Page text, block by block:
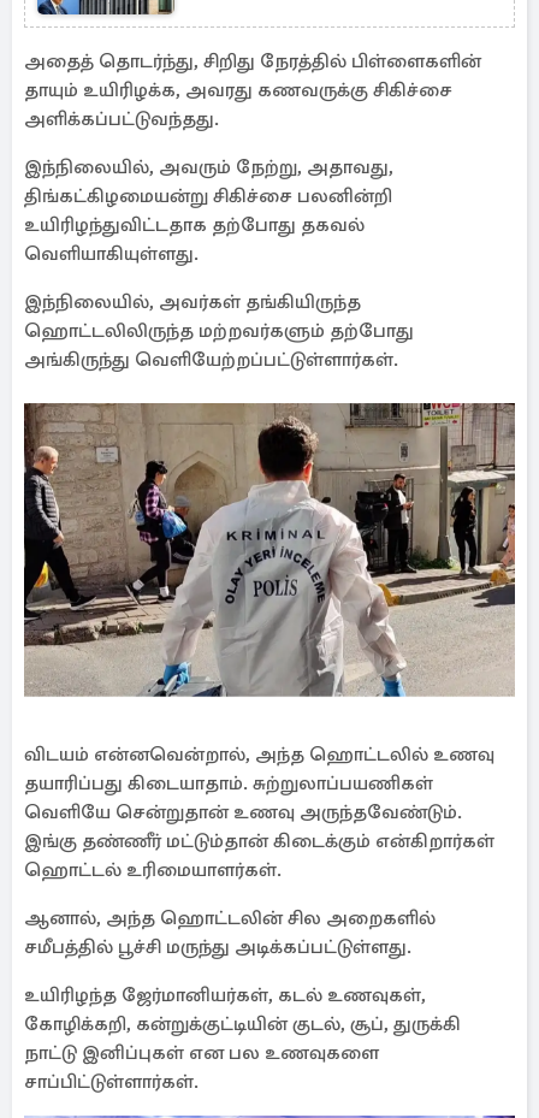
அதைத் தொடர்ந்து, சிறிது நேரத்தில் பிள்ளைகளின்
தாயும் உயிரிழக்க, அவரது கணவருக்கு சிகிச்சை
அளிக்கப்பட்டுவந்தது.
இந்நிலையில், அவரும் நேற்று, அதாவது,
திங்கட்கிழமையன்று சிகிச்சை பலனின்றி
உயிரிழந்துவிட்டதாக தற்போது தகவல்
வெளியாகியுள்ளது.
இந்நிலையில், அவர்கள் தங்கியிருந்த
ஹொட்டலிலிருந்த மற்றவர்களும் தற்போது
அங்கிருந்து வெளியேற்றப்பட்டுள்ளார்கள்.
விடயம் என்னவென்றால், அந்த ஹொட்டலில் உணவு
தயாரிப்பது கிடையாதாம். சுற்றுலாப்பயணிகள்
வெளியே சென்றுதான் உணவு அருந்தவேண்டும்.
இங்கு தண்ணீர் மட்டும்தான் கிடைக்கும் என்கிறார்கள்
ஹொட்டல் உரிமையாளர்கள்.
ஆனால், அந்த ஹொட்டலின் சில அறைகளில்
சமீபத்தில் பூச்சி மருந்து அடிக்கப்பட்டுள்ளது.
உயிரிழந்த ஜேர்மானியர்கள், கடல் உணவுகள்,
கோழிக்கறி, கன்றுக்குட்டியின் குடல், சூப், துருக்கி
நாட்டு இனிப்புகள் என பல உணவுகளை
சாப்பிட்டுள்ளார்கள்.